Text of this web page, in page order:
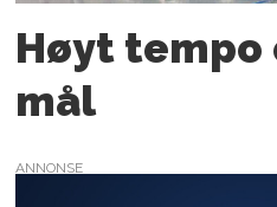
Høyt tempo
mål
ANNONSE